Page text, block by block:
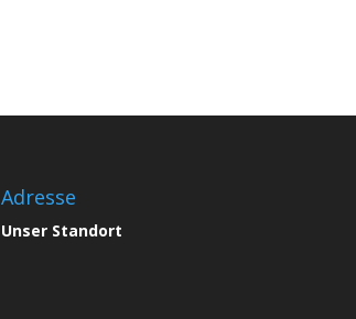
Adresse
Unser Standort